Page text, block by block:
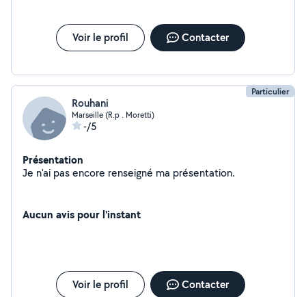
Voir le profil Contacter
Particulier
Rouhani
Marseille (R.p . Moretti)
-/5
Présentation
Je n'ai pas encore renseigné ma présentation.
Aucun avis pour l'instant
Voir le profil Contacter